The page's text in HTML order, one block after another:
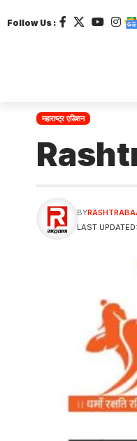
Follow Us :
महाराष्ट्र एडिशन
LAST
BY